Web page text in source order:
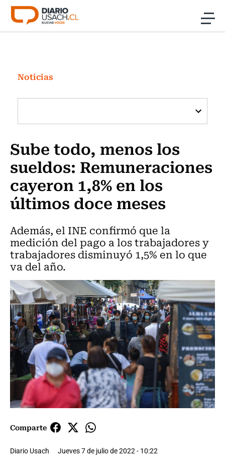
Click acá para ir directamente al contenido
Investigación
Cultura
Programas Radio y TV Usach
Noticias
Sube todo, menos los
sueldos: Remuneraciones
cayeron 1,8% en los
últimos doce meses
Además, el INE confirmó que la
medición del pago a los trabajadores y
trabajadores disminuyó 1,5% en lo que
va del año.
Comparte
Diario Usach Jueves 7 de julio de 2022 - 10:22